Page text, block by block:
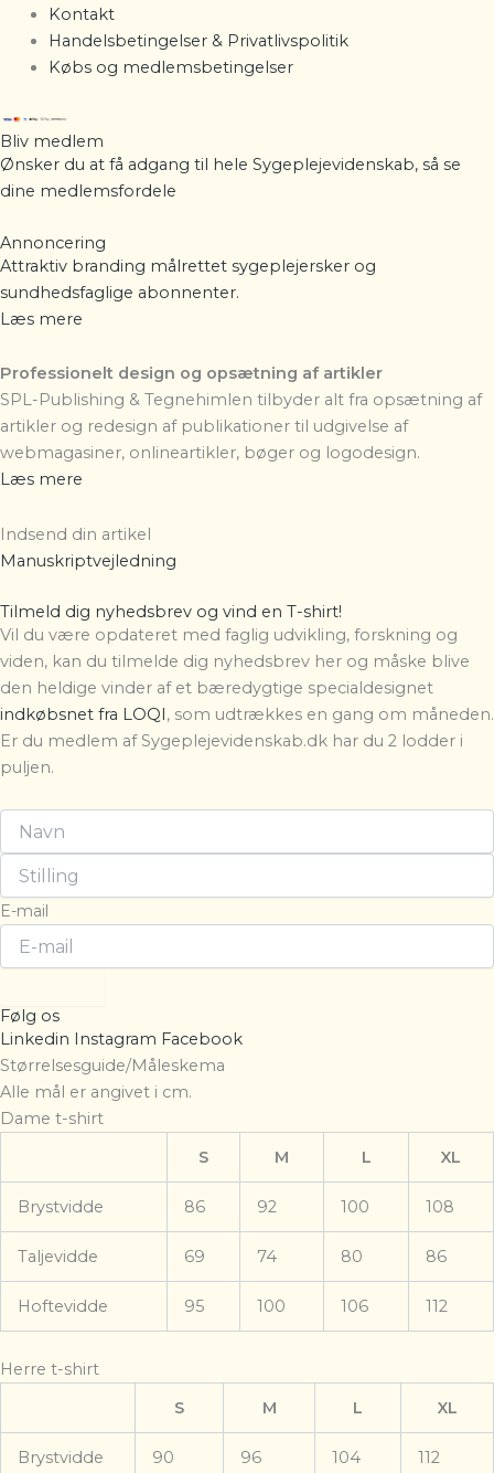
Kontakt
Handelsbetingelser & Privatlivspolitik
Købs og medlemsbetingelser
Bliv medlem
Ønsker du at få adgang til hele Sygeplejevidenskab, så se
dine medlemsfordele
Annoncering
Attraktiv branding målrettet sygeplejersker og
sundhedsfaglige abonnenter.
Læs mere
Professionelt design og opsætning af artikler
SPL-Publishing & Tegnehimlen tilbyder alt fra opsætning af
artikler og redesign af publikationer til udgivelse af
webmagasiner, onlineartikler, bøger og logodesign.
Læs mere
Indsend din artikel
Manuskriptvejledning
Tilmeld dig nyhedsbrev og vind en T-shirt!
Vil du være opdateret med faglig udvikling, forskning og
viden, kan du tilmelde dig nyhedsbrev her og måske blive
den heldige vinder af et bæredygtige specialdesignet
indkøbsnet fra LOQI , som udtrækkes en gang om måneden.
Er du medlem af Sygeplejevidenskab.dk har du 2 lodder i
puljen.
E-mail
Følg os
Linkedin Instagram Facebook
Størrelsesguide/Måleskema
Alle mål er angivet i cm.
Dame t-shirt
S
M L XL
Brystvidde 86 92 100 108
Taljevidde 69 74 80 86
Hoftevidde 95 100 106 112
Herre t-shirt
S
M L XL
Brystvidde 90 96 104 112